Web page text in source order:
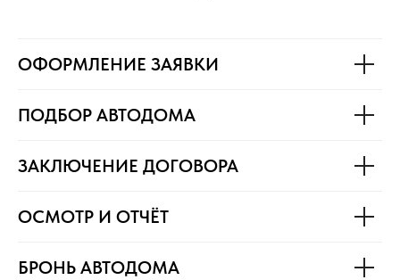
ОФОРМЛЕНИЕ ЗАЯВКИ
ПОДБОР АВТОДОМА
ЗАКЛЮЧЕНИЕ ДОГОВОРА
ОСМОТР И ОТЧЁТ
БРОНЬ АВТОДОМА